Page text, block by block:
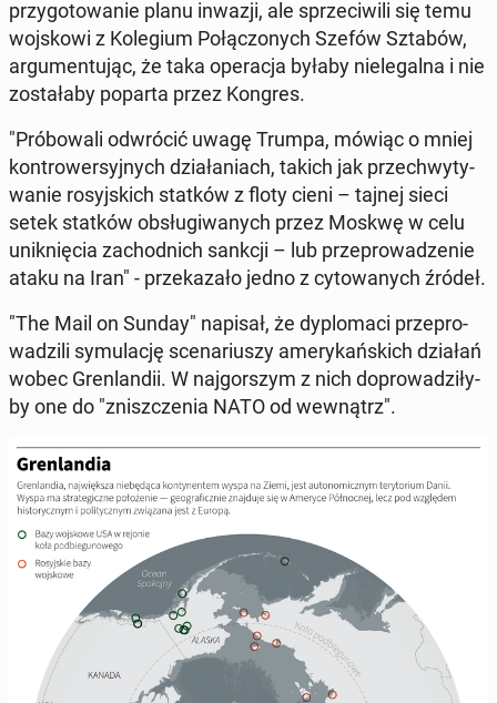
przy­go­to­wa­nie planu inwazji, ale sprze­ci­wi­li się temu
woj­sko­wi z Ko­le­gium Po­łą­czo­nych Szefów Sztabów,
ar­gu­men­tu­jąc, że taka ope­ra­cja byłaby nie­le­gal­na i nie
zo­sta­ła­by poparta przez Kongres.
"Pró­bo­wa­li od­wró­cić uwagę Trumpa, mówiąc o mniej
kon­tro­wer­syj­nych dzia­ła­niach, takich jak prze­chwy­ty­
wa­nie ro­syj­skich statków z floty cieni – tajnej sieci
setek statków ob­słu­gi­wa­nych przez Moskwę w celu
unik­nię­cia za­chod­nich sankcji – lub prze­pro­wa­dze­nie
ataku na Iran" - prze­ka­za­ło jedno z cy­to­wa­nych źródeł.
"The Mail on Sunday" napisał, że dy­plo­ma­ci prze­pro­
wa­dzi­li sy­mu­la­cję sce­na­riu­szy ame­ry­kań­skich działań
wobec Gren­lan­dii. W naj­gor­szym z nich do­pro­wa­dzi­ły­
by one do "znisz­cze­nia NATO od we­wnątrz".